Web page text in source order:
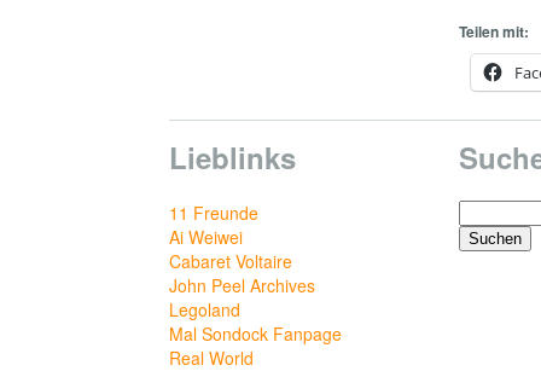
Teilen mit:
Lieblinks
11 Freunde
Ai Weiwei
Cabaret Voltaire
John Peel Archives
Legoland
Mal Sondock Fanpage
Real World
Suchen
nach: